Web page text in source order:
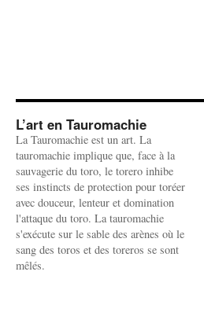
L’art en Tauromachie
La Tauromachie est un art. La
tauromachie implique que, face à la
sauvagerie du toro, le torero inhibe
ses instincts de protection pour toréer
avec douceur, lenteur et domination
l'attaque du toro. La tauromachie
s'exécute sur le sable des arènes où le
sang des toros et des toreros se sont
mêlés.